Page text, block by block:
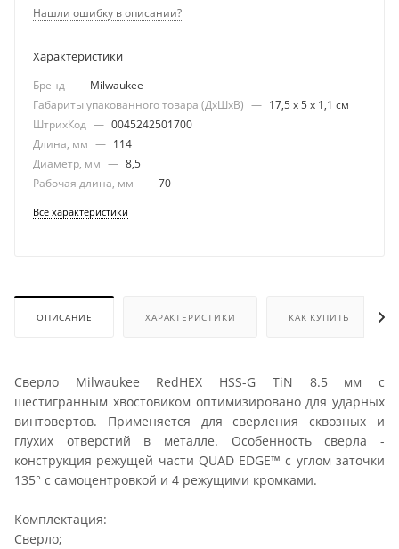
Нашли ошибку в описании?
Характеристики
Бренд — Milwaukee
Габариты упакованного товара (ДхШхВ) — 17,5 х 5 х 1,1 см
ШтрихКод — 0045242501700
Длина, мм — 114
Диаметр, мм — 8,5
Рабочая длина, мм — 70
Все характеристики
ОПИСАНИЕ ХАРАКТЕРИСТИКИ КАК КУПИТЬ
Сверло Milwaukee RedHEX HSS-G TiN 8.5 мм с
шестигранным хвостовиком оптимизировано для ударных
винтовертов. Применяется для сверления сквозных и
глухих отверстий в металле. Особенность сверла -
конструкция режущей части QUAD EDGE™ с углом заточки
135° с самоцентровкой и 4 режущими кромками.
Комплектация:
Сверло;